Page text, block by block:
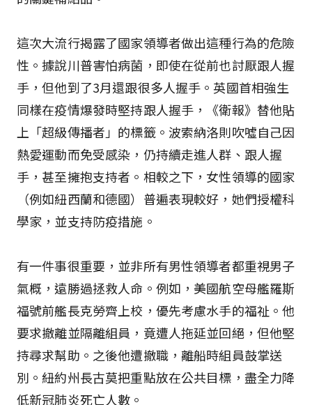
這次大流行揭露了國家領導者做出這種行為的危險
性。據說川普害怕病菌，即使在從前也討厭跟人握
手，但他到了3月還跟很多人握手。英國首相強生
同樣在疫情爆發時堅持跟人握手，《衛報》替他貼
上「超級傳播者」的標籤。波索納洛則吹噓自己因
熱愛運動而免受感染，仍持續走進人群、跟人握
手，甚至擁抱支持者。相較之下，女性領導的國家
（例如紐西蘭和德國）普遍表現較好，她們授權科
學家，並支持防疫措施。
有一件事很重要，並非所有男性領導者都重視男子
氣概，遠勝過拯救人命。例如，美國航空母艦羅斯
福號前艦長克勞齊上校，優先考慮水手的福祉。他
要求撤離並隔離組員，竟遭人拖延並回絕，但他堅
持尋求幫助。之後他遭撤職，離船時組員鼓掌送
別。紐約州長古莫把重點放在公共目標，盡全力降
低新冠肺炎死亡人數。